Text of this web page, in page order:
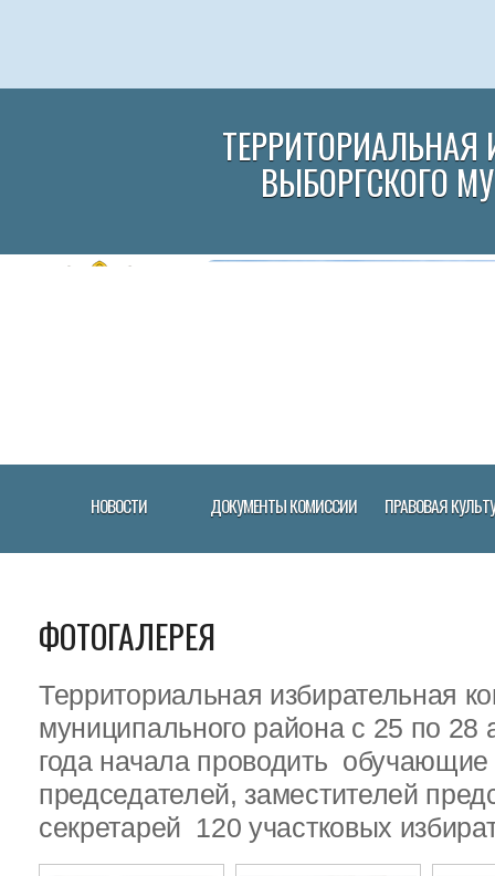
ВЫБОРГСКОГО
НОВОСТИ ДОКУМЕНТЫ КОМИССИИ ПРАВОВАЯ
ФОТОГАЛЕРЕЯ
Территориальная избирательная
муниципального района с 25 по 28
года начала проводить
председателей, заместителей
секретарей 120 участковых